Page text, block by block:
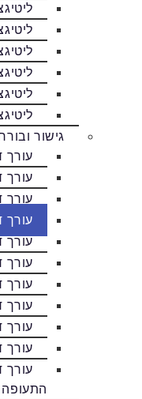
גישור
עורך
עורך
עורך
עורך
עורך
עורך
עורך
עורך
עורך
עורך
עורך
התעופה